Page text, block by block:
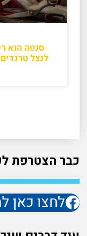
לנצל
כבר הצטרפת
לחצו כאן